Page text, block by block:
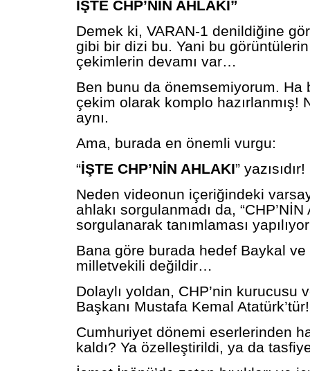
İŞTE CHP’NİN AHLAKI”
Demek ki, VARAN-1 denildiğine
gibi bir dizi bu. Yani bu
çekimlerin devamı var…
Ben bunu da önemsemiyorum. Ha
çekim olarak komplo hazırlanmış!
aynı.
Ama, burada en önemli vurgu:
“İŞTE CHP’NİN AHLAKI” yazısıdır!
Neden videonun içeriğindeki
ahlakı sorgulanmadı da, “CHP’NİN
sorgulanarak tanımlaması
Bana göre burada hedef Baykal ve
milletvekili değildir…
Dolaylı yoldan, CHP’nin kurucusu
Başkanı Mustafa Kemal Atatürk’tür!
Cumhuriyet dönemi eserlerinden
kaldı? Ya özelleştirildi, ya da